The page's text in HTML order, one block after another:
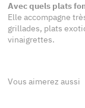
Avec quels plats
Elle accompagne
grillades, plats
vinaigrettes.
Vous aimerez aussi